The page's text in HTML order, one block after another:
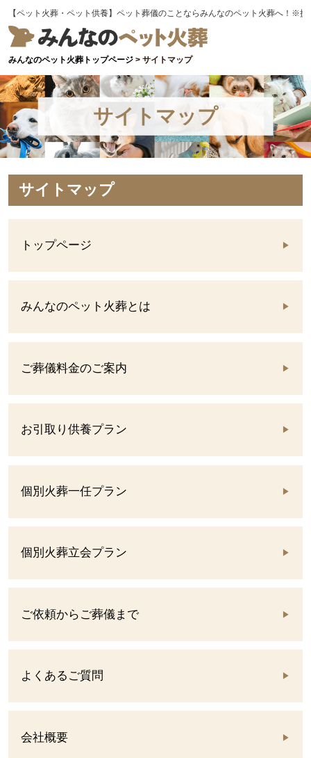
【ペット火葬・ペット供養】ペット葬儀のことならみんなのペット火葬へ！※
みんなのペット火葬トップページ >サイトマップ
サイトマップ
サイトマップ
トップページ
みんなのペット火葬とは
ご葬儀料金のご案内
お引取り供養プラン
個別火葬一任プラン
個別火葬立会プラン
ご依頼からご葬儀まで
よくあるご質問
会社概要